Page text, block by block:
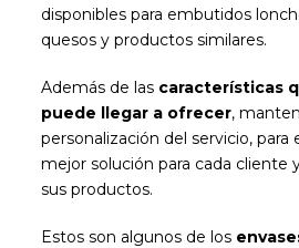
disponibles para embutidos
quesos y productos similares.
Además de las características
puede llegar a ofrecer,
personalización del servicio, para
mejor solución para cada cliente
sus productos.
Estos son algunos de los